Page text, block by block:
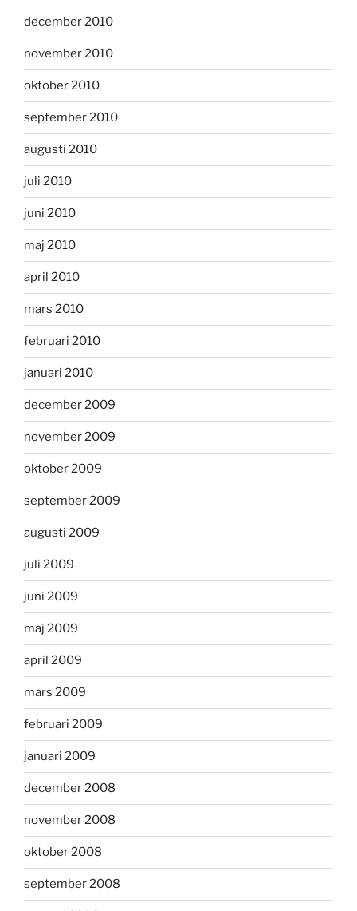
december 2010
november 2010
oktober 2010
september 2010
augusti 2010
juli 2010
juni 2010
maj 2010
april 2010
mars 2010
februari 2010
januari 2010
december 2009
november 2009
oktober 2009
september 2009
augusti 2009
juli 2009
juni 2009
maj 2009
april 2009
mars 2009
februari 2009
januari 2009
december 2008
november 2008
oktober 2008
september 2008